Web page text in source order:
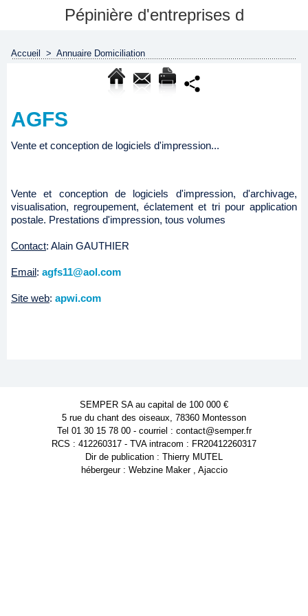
Pépinière d'entreprises d
Accueil > Annuaire Domiciliation
AGFS
Vente et conception de logiciels d'impression...
Vente et conception de logiciels d'impression, d'archivage,
visualisation, regroupement, éclatement et tri pour application
postale. Prestations d'impression, tous volumes
Contact: Alain GAUTHIER
Email: agfs11@aol.com
Site web: apwi.com
SEMPER SA au capital de 100 000 €
5 rue du chant des oiseaux, 78360 Montesson
Tel 01 30 15 78 00 - courriel : contact@semper.fr
RCS : 412260317 - TVA intracom : FR20412260317
Dir de publication : Thierry MUTEL
hébergeur : Webzine Maker , Ajaccio